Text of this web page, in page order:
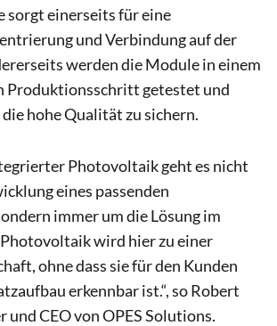
sorgt einerseits für eine
und Verbindung auf der
werden die Module in einem
Produktionsschritt getestet und
hohe Qualität zu sichern.
Photovoltaik geht es nicht
eines passenden
immer um die Lösung im
wird hier zu einer
ohne dass sie für den Kunden
erkennbar ist.“, so Robert
und CEO von OPES Solutions.